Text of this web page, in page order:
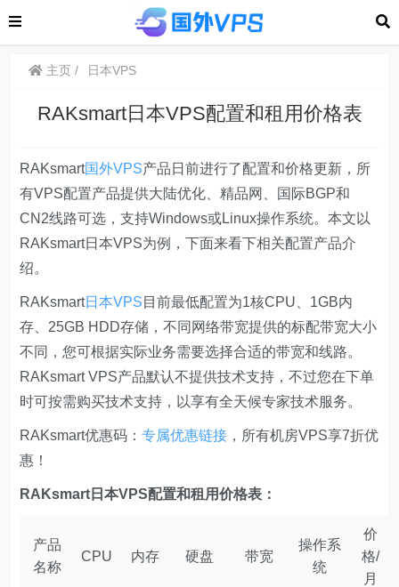
主页 日本VPS
RAKsmart日本VPS配置和租用价格表
RAKsmart国外VPS产品日前进行了配置和价格更新，所
有VPS配置产品提供大陆优化、精品网、国际BGP和
CN2线路可选，支持Windows或Linux操作系统。本文以
RAKsmart日本VPS为例，下面来看下相关配置产品介
绍。
RAKsmart日本VPS 目前最低配置为1核CPU、1GB内
存、25GB HDD存储，不同网络带宽提供的标配带宽大小
不同，您可根据实际业务需要选择合适的带宽和线路。
RAKsmart VPS产品默认不提供技术支持，不过您在下单
时可按需购买技术支持，以享有全天候专家技术服务。
RAKsmart优惠码：专属优惠链接 ，所有机房VPS享7折优
惠！
RAKsmart日本VPS配置和租用价格表：
产品
名称
CPU 内存 硬盘 带宽
操作系
统
价
格/
月